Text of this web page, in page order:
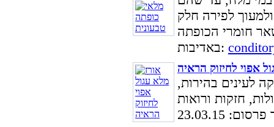
באדיבות:
אפוי לחיזוק הראיה
לעינים בהירות,
23.03.15